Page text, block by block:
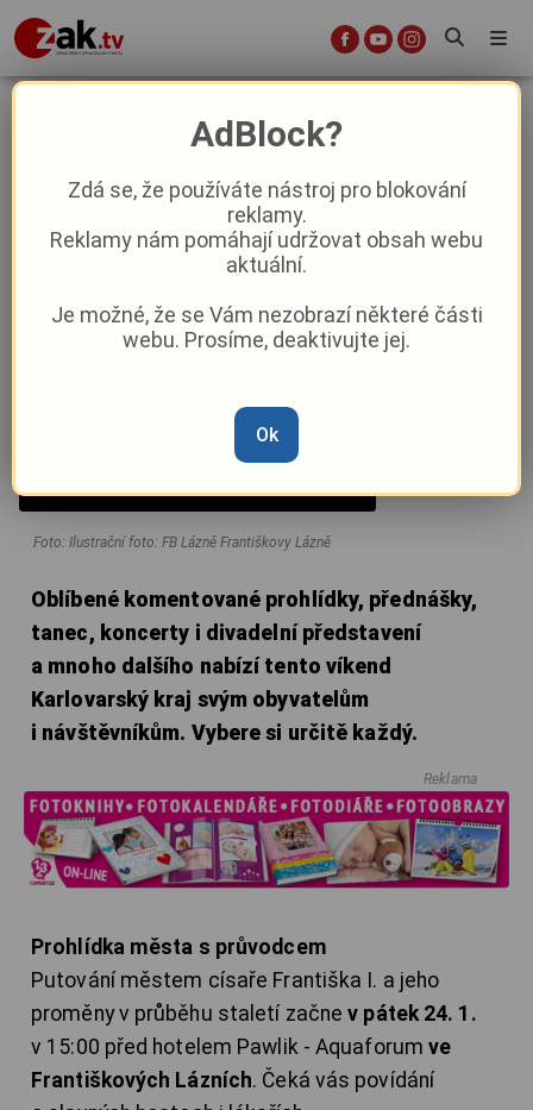
Kraj léčivých pramenů se skvěle
24. 1. 2025|05:37
Foto: Ilustrační foto: FB Lázně Františkovy Lázně
Oblíbené komentované prohlídky, přednášky,
tanec, koncerty i divadelní představení
a mnoho dalšího nabízí tento víkend
Karlovarský kraj svým obyvatelům
i návštěvníkům. Vybere si určitě každý.
Reklama
Prohlídka města s průvodcem
Putování městem císaře Františka I. a jeho
proměny v průběhu staletí začnev pátek 24. 1.
v 15:00 před hotelem Pawlik - Aquaforumve
Františkových Lázních. Čeká vás povídání
AdBlock?
Zdá se, že používáte nástroj pro blokování
reklamy.
Reklamy nám pomáhají udržovat obsah webu
aktuální.
Je možné, že se Vám nezobrazí některé části
webu. Prosíme, deaktivujte jej.
Ok